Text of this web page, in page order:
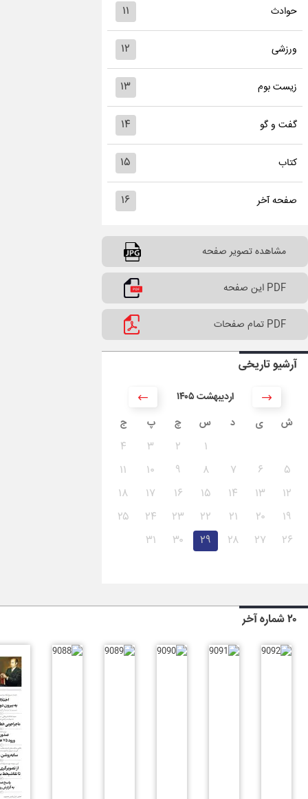
حوادث ۱۱
ورزشی ۱۲
زیست بوم ۱۳
گفت و گو ۱۴
کتاب ۱۵
صفحه آخر ۱۶
مشاهده تصویر صفحه
PDF این صفحه
PDF تمام صفحات
آرشیو تاریخی
۱۴۰۵ اردیبهشت
ش
ی د س چ پ ج
۱ ۲ ۳
۴
۵
۶ ۷ ۸ ۹ ۱۰
۱۱
۱۲
۱۳ ۱۴ ۱۵ ۱۶ ۱۷
۱۸
۱۹
۲۰ ۲۱ ۲۲ ۲۳ ۲۴
۲۵
۲۶
۲۷ ۲۸ ۲۹ ۳۰ ۳۱
۲۰ شماره آخر